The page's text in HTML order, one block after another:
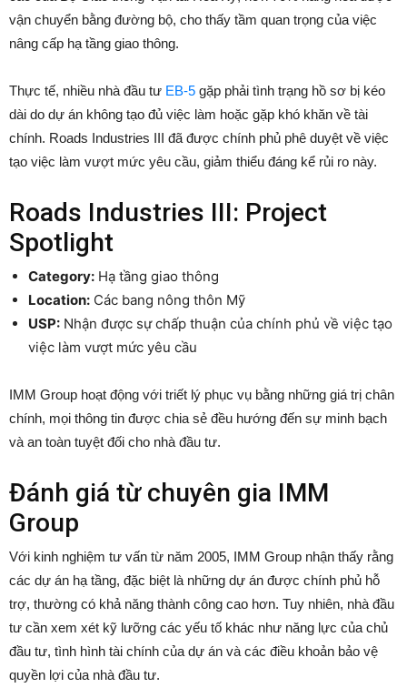
vận chuyển bằng đường bộ, cho thấy tầm quan trọng của việc
nâng cấp hạ tầng giao thông.
Thực tế, nhiều nhà đầu tư EB-5 gặp phải tình trạng hồ sơ bị kéo
dài do dự án không tạo đủ việc làm hoặc gặp khó khăn về tài
chính. Roads Industries III đã được chính phủ phê duyệt về việc
tạo việc làm vượt mức yêu cầu, giảm thiểu đáng kể rủi ro này.
Roads Industries III: Project
Spotlight
Category: Hạ tầng giao thông
Location: Các bang nông thôn Mỹ
USP: Nhận được sự chấp thuận của chính phủ về việc tạo
việc làm vượt mức yêu cầu
IMM Group hoạt động với triết lý phục vụ bằng những giá trị chân
chính, mọi thông tin được chia sẻ đều hướng đến sự minh bạch
và an toàn tuyệt đối cho nhà đầu tư.
Đánh giá từ chuyên gia IMM
Group
Với kinh nghiệm tư vấn từ năm 2005, IMM Group nhận thấy rằng
các dự án hạ tầng, đặc biệt là những dự án được chính phủ hỗ
trợ, thường có khả năng thành công cao hơn. Tuy nhiên, nhà đầu
tư cần xem xét kỹ lưỡng các yếu tố khác như năng lực của chủ
đầu tư, tình hình tài chính của dự án và các điều khoản bảo vệ
quyền lợi của nhà đầu tư.